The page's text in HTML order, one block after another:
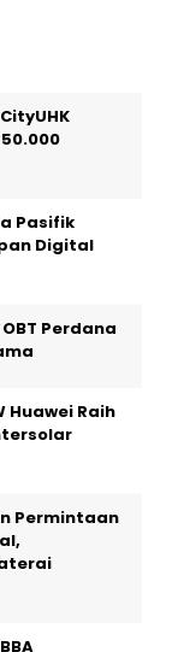
Pasifik
Digital
Perdana
Huawei Raih
Permintaan